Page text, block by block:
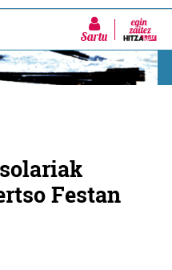
Sartu
Festan